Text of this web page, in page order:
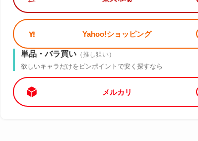
Yahoo!ショッピング
単品・バラ買い （推し狙い）
欲しいキャラだけをピンポイントで安く探すなら
メルカリ